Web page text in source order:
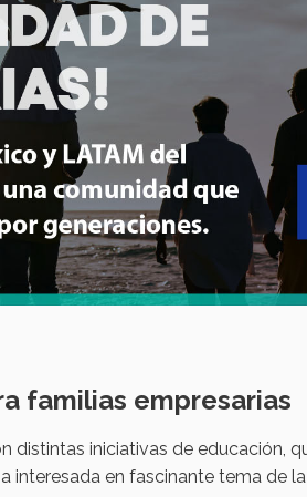
familias empresarias
iniciativas de educación,
interesada en fascinante tema de